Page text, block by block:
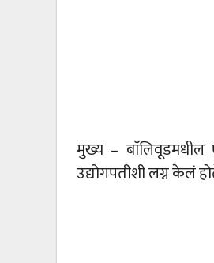
मुख्य – बाॅलिवूडमधील
उद्योगपतीशी लग्न केलं